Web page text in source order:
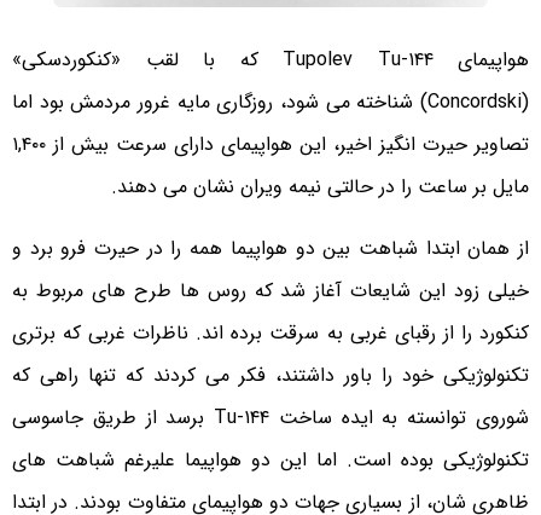
هواپیمای Tupolev Tu-۱۴۴ که با لقب «کنکوردسکی»
(Concordski) شناخته می شود، روزگاری مایه غرور مردمش بود اما
تصاویر حیرت انگیز اخیر، این هواپیمای دارای سرعت بیش از ۱,۴۰۰
مایل بر ساعت را در حالتی نیمه ویران نشان می دهند.
از همان ابتدا شباهت بین دو هواپیما همه را در حیرت فرو برد و
خیلی زود این شایعات آغاز شد که روس ها طرح های مربوط به
کنکورد را از رقبای غربی به سرقت برده اند. ناظرات غربی که برتری
تکنولوژیکی خود را باور داشتند، فکر می کردند که تنها راهی که
شوروی توانسته به ایده ساخت Tu-۱۴۴ برسد از طریق جاسوسی
تکنولوژیکی بوده است. اما این دو هواپیما علیرغم شباهت های
ظاهری شان، از بسیاری جهات دو هواپیمای متفاوت بودند. در ابتدا